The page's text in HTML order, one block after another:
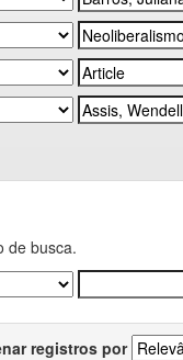
de busca.
registros por